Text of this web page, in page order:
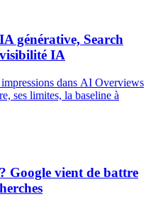
générative, Search
IA
dans AI Overviews
ses limites, la baseline à
Google vient de battre